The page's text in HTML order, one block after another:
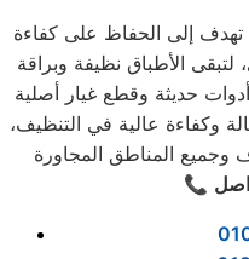
إلى الحفاظ على كفاءة
لتبقى الأطباق نظيفة وبراقة
حديثة وقطع غيار أصلية
وكفاءة عالية في التنظيف،
📞